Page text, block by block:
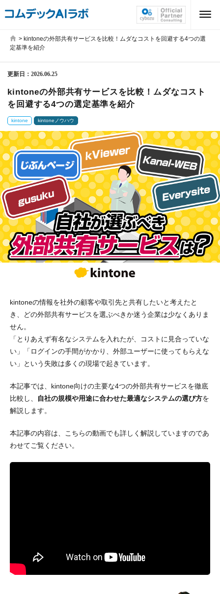
> kintoneの外部共有サービスを比較！ムダなコストを回避する4つの選
定基準を紹介
更新日： 2026.06.25
kintoneの外部共有サービスを比較！ムダなコスト
を回避する4つの選定基準を紹介
kintone kintoneノウハウ
kintoneの情報を社外の顧客や取引先と共有したいと考えたと
き、どの外部共有サービスを選ぶべきか迷う企業は少なくありま
せん。
「とりあえず有名なシステムを入れたが、コストに見合っていな
い」「ログインの手間がかかり、外部ユーザーに使ってもらえな
い」という失敗は多くの現場で起きています。
本記事では、kintone向けの主要な4つの外部共有サービスを徹底
比較し、
自社の規模や用途に合わせた最適なシステムの選び方を
解説します。
本記事の内容は、こちらの動画でも詳しく解説していますのであ
わせてご覧ください。